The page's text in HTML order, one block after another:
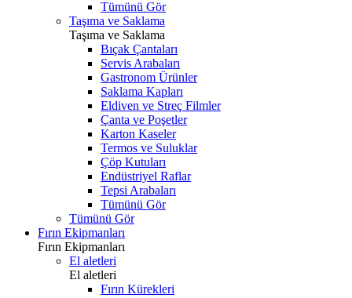
Tümünü Gör
Taşıma ve Saklama
Taşıma ve Saklama
Bıçak Çantaları
Servis Arabaları
Gastronom Ürünler
Saklama Kapları
Eldiven ve Streç Filmler
Çanta ve Poşetler
Karton Kaseler
Termos ve Suluklar
Çöp Kutuları
Endüstriyel Raflar
Tepsi Arabaları
Tümünü Gör
Tümünü Gör
Fırın Ekipmanları
Fırın Ekipmanları
El aletleri
El aletleri
Fırın Kürekleri